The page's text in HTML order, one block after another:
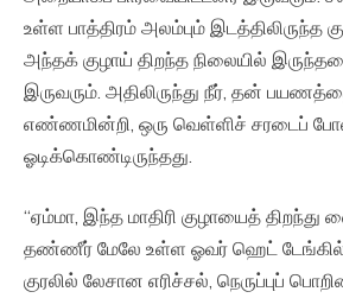
உள்ள பாத்திரம் அலம்பும் இடத்திலிருந்த
அந்தக் குழாய் திறந்த நிலையில்
இருவரும். அதிலிருந்து நீர், தன்
எண்ணமின்றி, ஒரு வெள்ளிச் சரடைப்
ஓடிக்கொண்டிருந்தது.
“ஏம்மா, இந்த மாதிரி குழாயைத் திறந்து
தண்ணீர் மேலே உள்ள ஓவர் ஹெட் டேங்கில்
குரலில் லேசான எரிச்சல், நெருப்புப்